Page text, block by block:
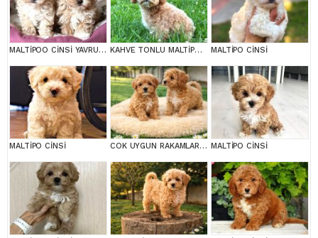
MALTİPOO CİNSİ YAVRULAR EV ÜRETİMİ KAHVE TONLU MALTİPOO CİNSİ YAVRULAR MALTİPO CİNSİ
MALTİPO CİNSİ COK UYGUN RAKAMLARA GERÇEK MALTİPOO YAVRULAR MALTİPO CİNSİ